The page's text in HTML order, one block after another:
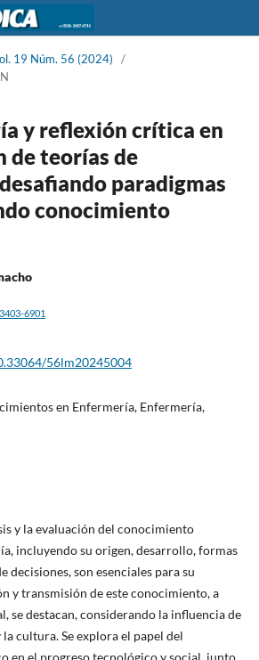
19 Núm. 56 (2024)
/
y reflexión crítica en
de teorías de
paradigmas
conocimiento
6901
56lm20245004
en Enfermería, Enfermería,
y la evaluación del conocimiento
incluyendo su origen, desarrollo, formas
decisiones, son esenciales para su
y transmisión de este conocimiento, a
se destacan, considerando la influencia de
cultura. Se explora el papel del